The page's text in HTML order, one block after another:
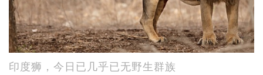
印度狮，今日已几乎已无野生群族